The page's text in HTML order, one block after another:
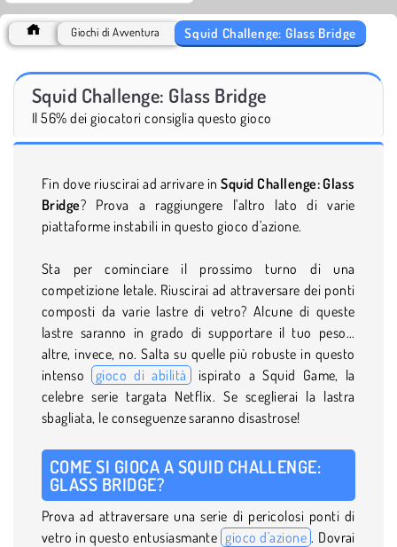
Giochi di Avventura Squid Challenge: Glass Bridge
Squid Challenge: Glass Bridge
Il 56% dei giocatori consiglia questo gioco
Fin dove riuscirai ad arrivare inSquid Challenge: Glass
Bridge? Prova a raggiungere l'altro lato di varie
piattaforme instabili in questo gioco d'azione.
Sta per cominciare il prossimo turno di una
competizione letale. Riuscirai ad attraversare dei ponti
composti da varie lastre di vetro? Alcune di queste
lastre saranno in grado di supportare il tuo peso...
altre, invece, no. Salta su quelle più robuste in questo
intenso
gioco di abilità ispirato a Squid Game, la
celebre serie targata Netflix. Se sceglierai la lastra
sbagliata, le conseguenze saranno disastrose!
COME SI GIOCA A SQUID CHALLENGE:
GLASS BRIDGE?
Prova ad attraversare una serie di pericolosi ponti di
vetro in questo entusiasmante gioco d'azione . Dovrai